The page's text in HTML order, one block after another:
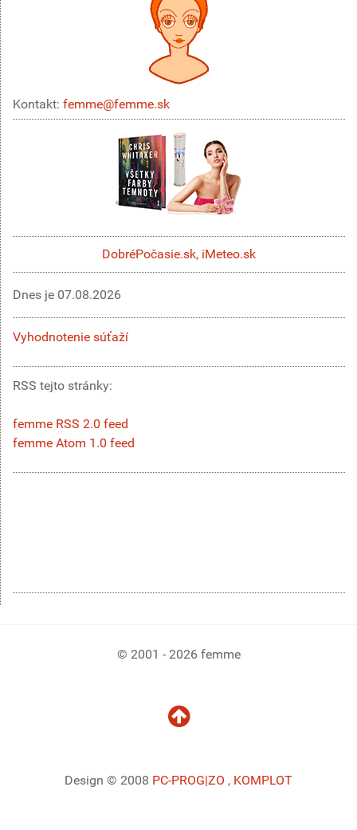
Kontakt: femme@femme.sk
DobréPočasie.sk, iMeteo.sk
Dnes je 07.08.2026
Vyhodnotenie súťaží
RSS tejto stránky:
femme RSS 2.0 feed
femme Atom 1.0 feed
© 2001 - 2026 femme
Design © 2008 PC-PROG|ZO , KOMPLOT